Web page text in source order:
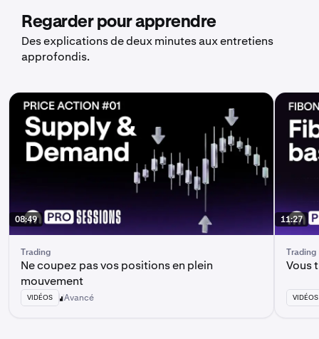
Regarder pour apprendre
Des explications de deux minutes aux entretiens
approfondis.
08:49
Trading
Ne coupez pas vos positions en plein
mouvement
VIDÉOS Avancé
11:27
Trading
Vous
VIDÉOS